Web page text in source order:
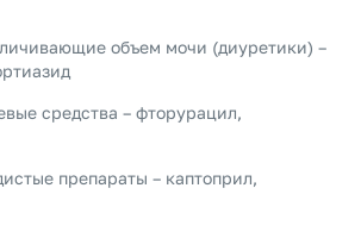
объем мочи (диуретики) –
средства – фторурацил,
препараты – каптоприл,